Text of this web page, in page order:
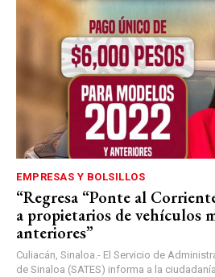
EMPRESAS Y BOLSILLOS
“Regresa “Ponte al
a propietarios de vehículos
anteriores”
Culiacán, Sinaloa.- El Servicio de
de Sinaloa (SATES) informa a la